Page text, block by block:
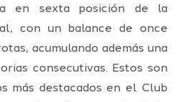
en sexta posición de la
con un balance de once
acumulando además una
consecutivas. Estos son
más destacados en el Club